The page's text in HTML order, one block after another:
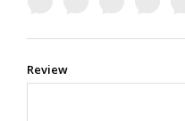
Review